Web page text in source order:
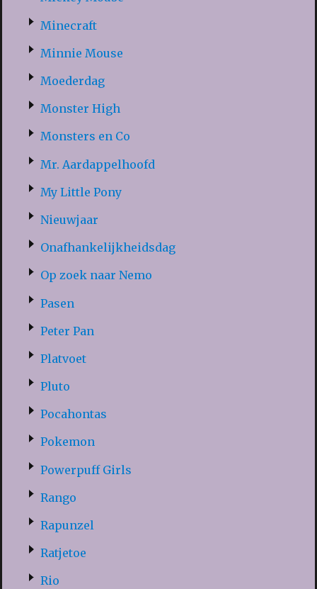
Minecraft
Minnie Mouse
Moederdag
Monster High
Monsters en Co
Mr. Aardappelhoofd
My Little Pony
Nieuwjaar
Onafhankelijkheidsdag
Op zoek naar Nemo
Pasen
Peter Pan
Platvoet
Pluto
Pocahontas
Pokemon
Powerpuff Girls
Rango
Rapunzel
Ratjetoe
Rio